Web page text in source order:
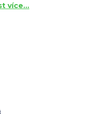
více…